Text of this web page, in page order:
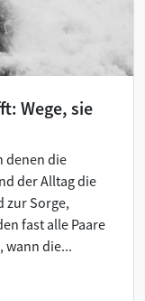
Wege, sie
denen die
der Alltag die
zur Sorge,
fast alle Paare
wann die...